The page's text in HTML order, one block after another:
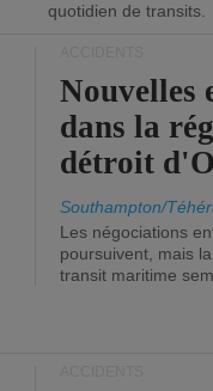
quotidien de transits.
Nouvelles
dans la
détroit
Southampton/
Les négociations
poursuivent, mais
transit maritime